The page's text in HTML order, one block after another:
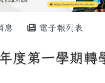
息 電子報列表
度第一學期轉